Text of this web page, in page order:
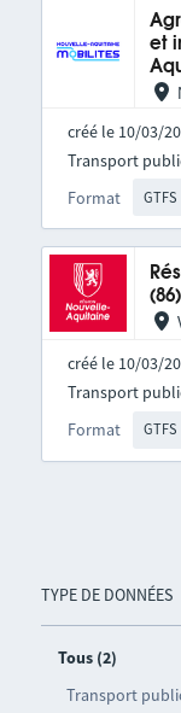
TYPE DE DONNÉES
Tous (2)
Transport
et
créé le 10/03/
Format GTFS
Transport
(86)
créé le 10/03/
Format GTFS
Transport